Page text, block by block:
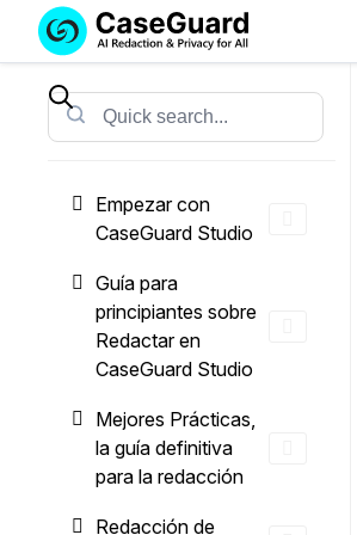
Servicios
CASEGUARD
SUS
Selecciona un
necesidades
Precios
Empezar con
CaseGuard Studio
Guía para
principiantes sobre
Redactar en
CaseGuard Studio
Mejores Prácticas,
la guía definitiva
para la redacción
Redacción de